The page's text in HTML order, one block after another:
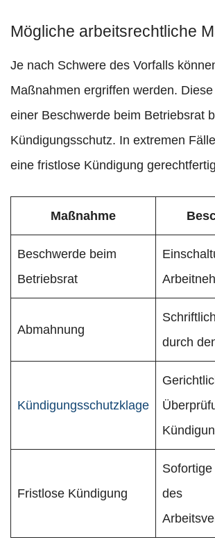
Mögliche arbeitsrechtliche
Je nach Schwere des Vorfalls
Maßnahmen ergriffen werden.
einer Beschwerde beim Betriebsrat
Kündigungsschutz. In extremen
eine fristlose Kündigung
Maßnahme
Beschwerde beim
Betriebsrat
Abmahnung
durch
Kündigungsschutzklage
Fristlose Kündigung
des